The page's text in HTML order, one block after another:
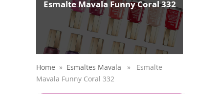
Esmalte Mavala Funny Coral 332
Home » Esmaltes Mavala » Esmalte
Mavala Funny Coral 332